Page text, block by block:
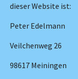
dieser Website ist:
Peter Edelmann
Veilchenweg 26
98617 Meiningen